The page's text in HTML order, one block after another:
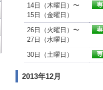
14日（木曜日）〜
15日（金曜日）
26日（火曜日）〜
27日（水曜日）
30日（土曜日）
2013年12月